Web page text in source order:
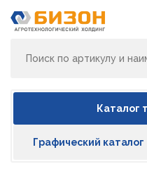
Каталог
Графический каталог